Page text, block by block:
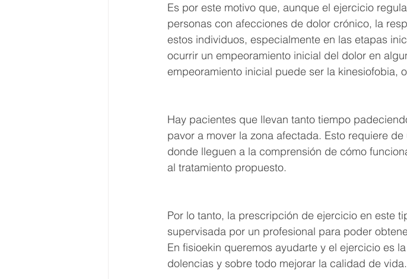
Es por este motivo que, aunque el ejercicio
personas con afecciones de dolor crónico, la
estos individuos, especialmente en las etapas
ocurrir un empeoramiento inicial del dolor en
empeoramiento inicial puede ser la kinesiofobia,
Hay pacientes que llevan tanto tiempo
pavor a mover la zona afectada. Esto requiere
donde lleguen a la comprensión de cómo
al tratamiento propuesto.
Por lo tanto, la prescripción de ejercicio en este
supervisada por un profesional para poder
En fisioekin queremos ayudarte y el ejercicio es
dolencias y sobre todo mejorar la calidad de vida.